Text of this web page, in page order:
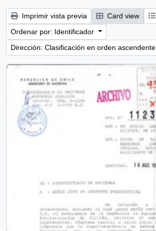
Imprimir vista previa Card view
Ordenar por: Identificador
Dirección: Clasificación en orden ascendente